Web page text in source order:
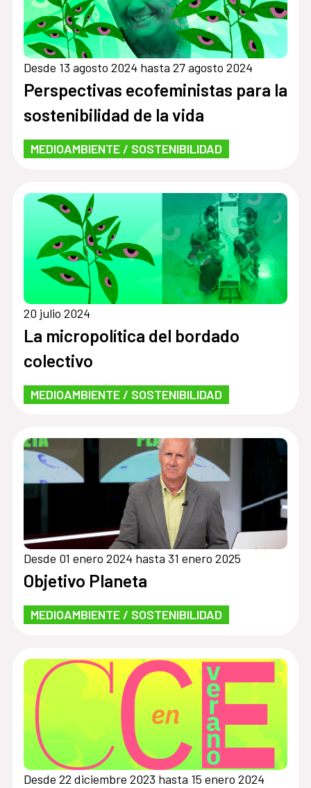
Desde 13 agosto 2024 hasta 27 agosto 2024
Perspectivas ecofeministas para la
sostenibilidad de la vida
MEDIOAMBIENTE / SOSTENIBILIDAD
20 julio 2024
La micropolítica del bordado
colectivo
MEDIOAMBIENTE / SOSTENIBILIDAD
Desde 01 enero 2024 hasta 31 enero 2025
Objetivo Planeta
MEDIOAMBIENTE / SOSTENIBILIDAD
Desde 22 diciembre 2023 hasta 15 enero 2024